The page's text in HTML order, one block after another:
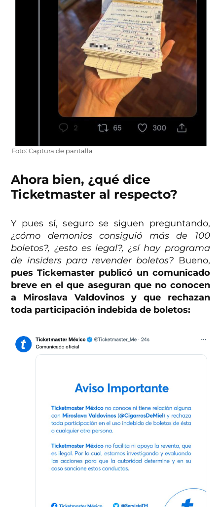
Foto: Captura de pantalla
Ahora bien, ¿qué dice
Ticketmaster al respecto?
Y pues sí, seguro se siguen preguntando,
¿cómo demonios consiguió más de 100
boletos?, ¿esto es legal?, ¿sí hay programa
de insiders para revender boletos? Bueno,
pues Tickemaster publicó un comunicado
breve en el que aseguran que no conocen
a Miroslava Valdovinos y que rechazan
toda participación indebida de boletos: